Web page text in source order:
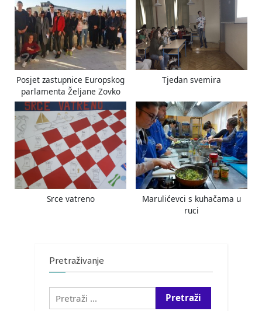
Posjet zastupnice Europskog
parlamenta Željane Zovko
Tjedan svemira
Srce vatreno
Marulićevci s kuhačama u
ruci
Pretraživanje
Pretraži: